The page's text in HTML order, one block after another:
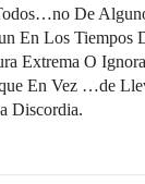
De
En Los Tiempos
Extrema O
En Vez …de
Discordia.